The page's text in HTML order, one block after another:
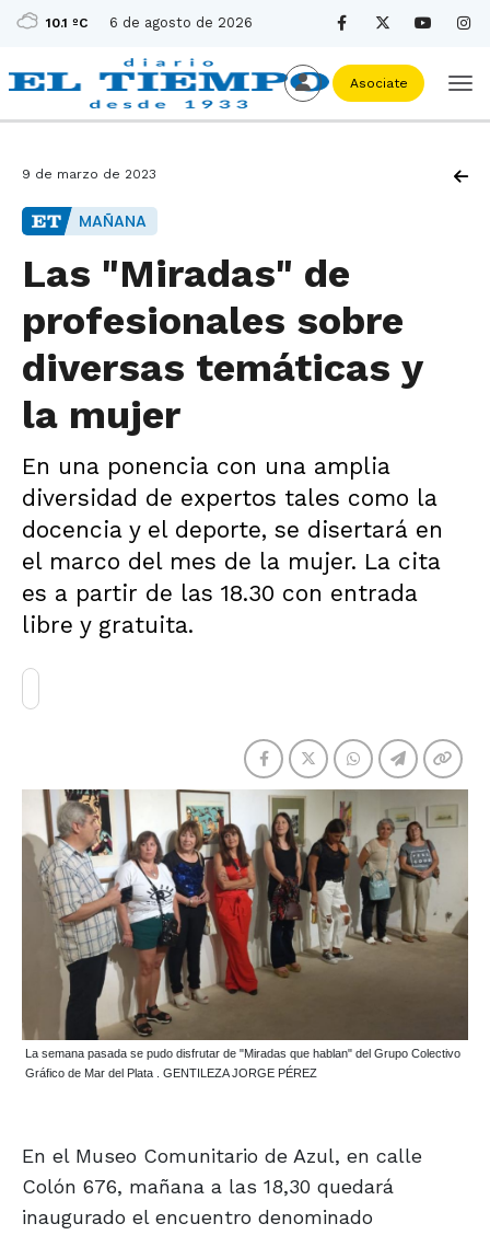
10.1 ºC 6 de agosto de 2026
Asociate
9 de marzo de 2023
MAÑANA
Las "Miradas" de
profesionales sobre
diversas temáticas y
la mujer
En una ponencia con una amplia
diversidad de expertos tales como la
docencia y el deporte, se disertará en
el marco del mes de la mujer. La cita
es a partir de las 18.30 con entrada
libre y gratuita.
La semana pasada se pudo disfrutar de "Miradas que hablan" del Grupo Colectivo
Gráfico de Mar del Plata . GENTILEZA JORGE PÉREZ
En el Museo Comunitario de Azul, en calle
Colón 676, mañana a las 18,30 quedará
inaugurado el encuentro denominado